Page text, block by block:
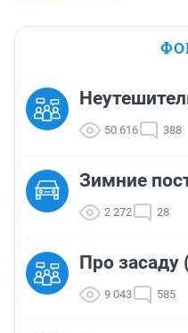
50 616 388
Зимние
2 272 28
Про засаду
9 043 585